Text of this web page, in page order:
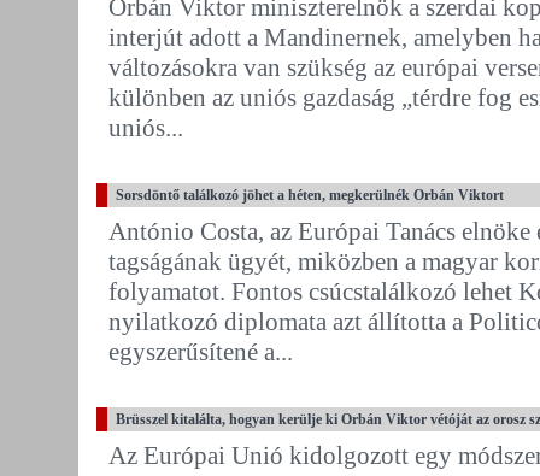
Orbán Viktor miniszterelnök a szerdai
interjút adott a Mandinernek, amelyben
változásokra van szükség az európai
különben az uniós gazdaság „térdre fog
uniós...
Sorsdöntő találkozó jöhet a héten, megkerülnék Orbán Viktort
António Costa, az Európai Tanács
tagságának ügyét, miközben a magyar
folyamatot. Fontos csúcstalálkozó lehet
nyilatkozó diplomata azt állította a
egyszerűsítené a...
Brüsszel kitalálta, hogyan kerülje ki Orbán Viktor vétóját az orosz
Az Európai Unió kidolgozott egy